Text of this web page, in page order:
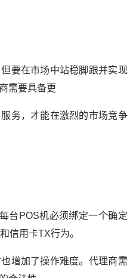
要在市场中站稳脚跟并实现
需要具备更
务，才能在激烈的市场竞争
台POS机必须绑定一个确定
信用卡TX行为。
增加了操作难度。代理商需